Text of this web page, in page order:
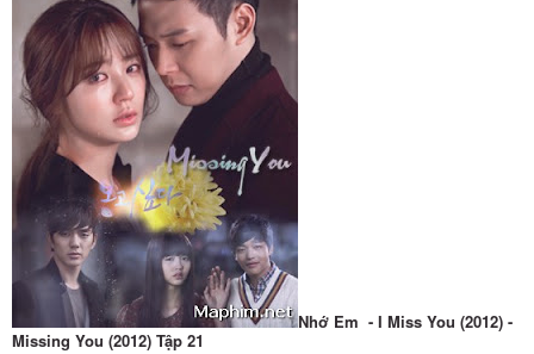
Nhớ Em - I Miss You (2012) -
Missing You (2012) Tập 21